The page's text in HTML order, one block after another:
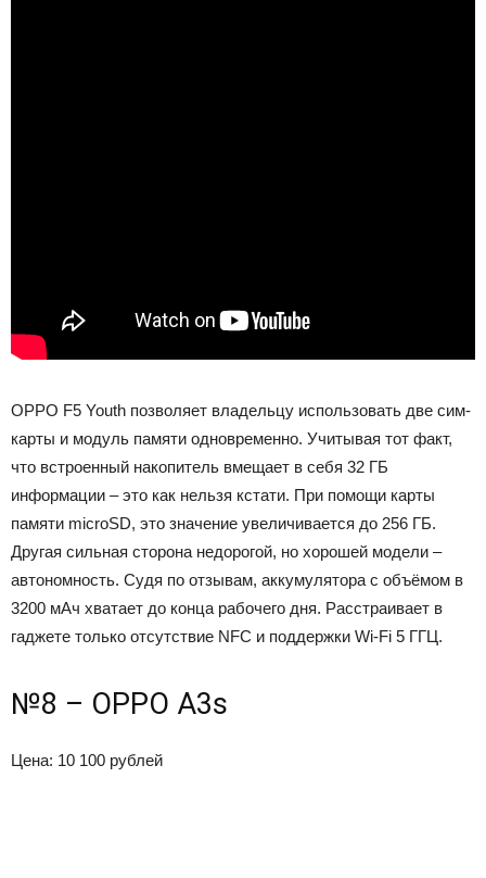
OPPO F5 Youth позволяет владельцу использовать две сим-
карты и модуль памяти одновременно. Учитывая тот факт,
что встроенный накопитель вмещает в себя 32 ГБ
информации – это как нельзя кстати. При помощи карты
памяти microSD, это значение увеличивается до 256 ГБ.
Другая сильная сторона недорогой, но хорошей модели –
автономность. Судя по отзывам, аккумулятора с объёмом в
3200 мАч хватает до конца рабочего дня. Расстраивает в
гаджете только отсутствие NFC и поддержки Wi-Fi 5 ГГЦ.
№8 – OPPO A3s
Цена: 10 100 рублей